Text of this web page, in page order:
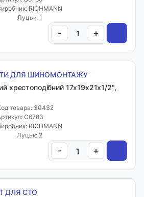
RICHMANN
Луцьк: 1
- +
ДЛЯ ШИНОМОНТАЖУ
хрестоподібний 17x19x21x1/2",
товара: 30432
C6783
RICHMANN
Луцьк: 2
- +
ДЛЯ СТО